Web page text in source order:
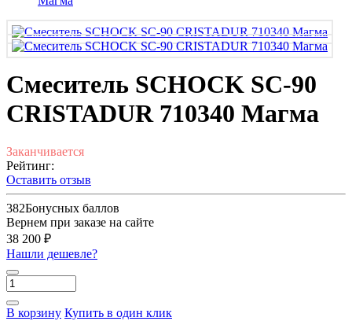
Смеситель SCHOCK SC-90
CRISTADUR 710340 Магма
Заканчивается
Рейтинг:
Оставить отзыв
382Бонусных баллов
Вернем при заказе на сайте
38 200 ₽
Нашли дешевле?
В корзину Купить в один клик